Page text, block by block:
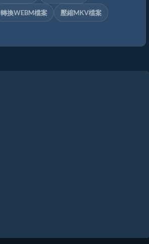
轉換WEBM檔案 壓縮MKV檔案